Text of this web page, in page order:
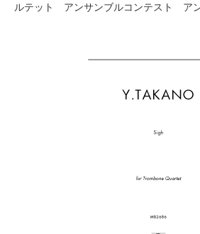
ルテット アンサンブルコンテスト